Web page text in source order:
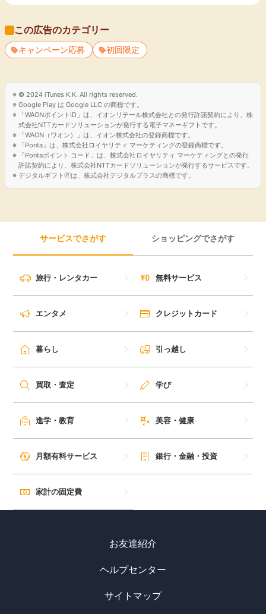
※1 懸賞応募まで簡単3ステップ！
1）LINEログインで簡単利用登録
3）初回限定でその場でAmazonギフトカードが必ずもらえ
る！
※デフォルトブラウザでご利用ください。
※1 通信費は除きます。
この広告のカテゴリー
キャンペーン応募 初回限定
© 2024 iTunes K.K. All rights reserved.
Google Play は Google LLC の商標です。
「WAONポイントID」は、イオンリテール株式会社との発行許諾契約により、株
式会社NTTカードソリューションが発行する電子マネーギフトです。
「WAON（ワオン）」は、イオン株式会社の登録商標です。
「Ponta」は、株式会社ロイヤリティ マーケティングの登録商標です。
「Pontaポイント コード」は、株式会社ロイヤリティ マーケティングとの発行
許諾契約により、株式会社NTTカードソリューションが発行するサービスです。
デジタルギフト🄬は、株式会社デジタルプラスの商標です。
サービスでさがす ショッピングでさがす
旅行・レンタカー 無料サービス
エンタメ クレジットカード
暮らし 引っ越し
買取・査定 学び
進学・教育 美容・健康
月額有料サービス 銀行・金融・投資
家計の固定費
お友達紹介
ヘルプセンター
サイトマップ